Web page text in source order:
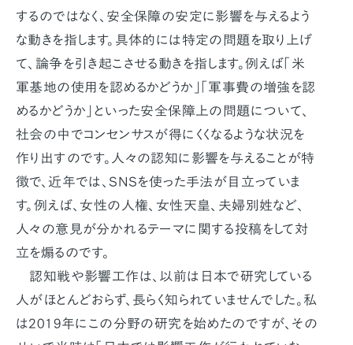
するのではなく、安全保障の安定に影響を与えるよう
な動きを指します。具体的には特定の問題を取り上げ
て、論争を引き起こさせる動きを指します。例えば「米
軍基地の使用を認めるかどうか」「軍事費の増強を認
めるかどうか」といった安全保障上の問題について、
社会の中でコンセンサスが得にくくなるような状況を
作り出すのです。人々の認知に影響を与えることが特
徴で、近年では、SNSを使った手法が目立っていま
す。例えば、女性の人権、女性天皇、夫婦別姓など、
人々の意見が分かれるテーマに関する投稿をして対
立を煽るのです。
認知戦や影響工作は、以前は日本で研究している
人がほとんどおらず、長らく知られていませんでした。私
は2019年にこの分野の研究を始めたのですが、その